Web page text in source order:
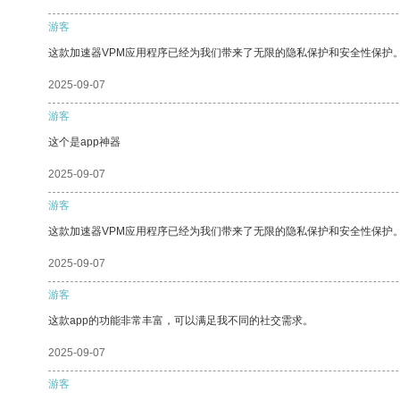
游客
这款加速器VPM应用程序已经为我们带来了无限的隐私保护和安全性保护
2025-09-07
游客
这个是app神器
2025-09-07
游客
这款加速器VPM应用程序已经为我们带来了无限的隐私保护和安全性保护
2025-09-07
游客
这款app的功能非常丰富，可以满足我不同的社交需求。
2025-09-07
游客